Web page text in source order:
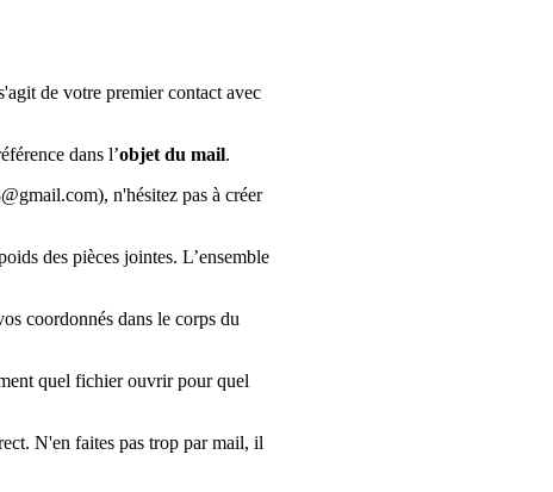
de votre premier contact avec
dans l’objet du mail.
n'hésitez pas à créer
des pièces jointes. L’ensemble
coordonnés dans le corps du
quel fichier ouvrir pour quel
N'en faites pas trop par mail, il